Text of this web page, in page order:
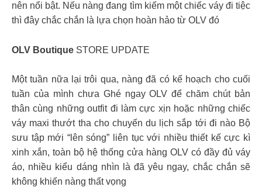
nên nổi bật. Nếu nàng đang tìm kiếm một chiếc váy đi tiệc
thì đây chắc chắn là lựa chọn hoàn hảo từ OLV đó
OLV Boutique STORE UPDATE
Một tuần nữa lại trôi qua, nàng đã có kế hoạch cho cuối
tuần của mình chưa Ghé ngay OLV để chăm chút bản
thân cùng những outfit đi làm cực xịn hoặc những chiếc
váy maxi thướt tha cho chuyến du lịch sắp tới đi nào Bộ
sưu tập mới “lên sóng” liên tục với nhiều thiết kế cực kì
xinh xắn, toàn bộ hệ thống cửa hàng OLV có đầy đủ váy
áo, nhiều kiểu dáng nhìn là đã yêu ngay, chắc chắn sẽ
không khiến nàng thất vọng